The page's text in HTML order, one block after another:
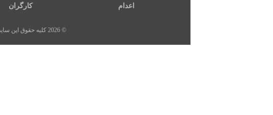
اعدام کارگران
© 2026 کلیه حقوق این سایت متعلق به خبرگزاری هرانا، ارگان خبری مجموعه فعالان حقوق بشر در ایران است